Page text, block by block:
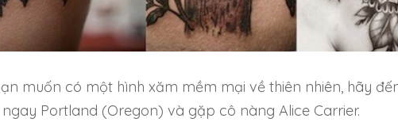
muốn có một hình xăm mềm mại về thiên nhiên, hãy
ngay Portland (Oregon) và gặp cô nàng Alice Carrier.